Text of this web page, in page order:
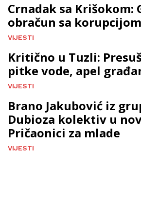
Crnadak sa Krišokom:
obračun sa korupcijom
VIJESTI
Kritično u Tuzli:
pitke vode, apel
VIJESTI
Brano Jakubović iz
Dubioza kolektiv u
Pričaonici za mlade
VIJESTI